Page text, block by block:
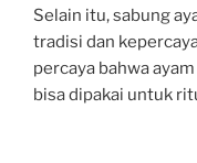
Selain itu, sabung
tradisi dan
percaya bahwa
bisa dipakai untuk